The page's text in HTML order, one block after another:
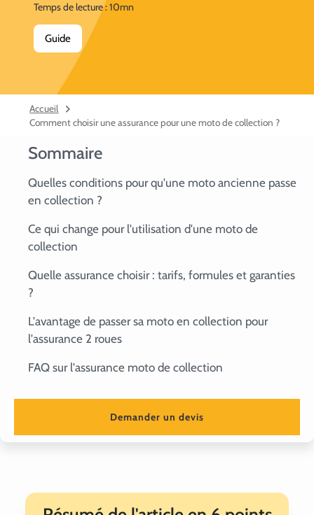
Temps de lecture : 10mn
Guide
Accueil
Comment choisir une assurance pour une moto de collection ?
Sommaire
Quelles conditions pour qu'une moto ancienne passe
en collection ?
Ce qui change pour l'utilisation d'une moto de
collection
Quelle assurance choisir : tarifs, formules et garanties
?
L'avantage de passer sa moto en collection pour
l'assurance 2 roues
FAQ sur l'assurance moto de collection
Demander un devis